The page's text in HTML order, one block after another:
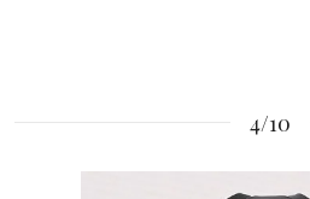
4/10